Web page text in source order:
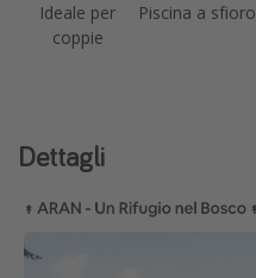
Ideale per
coppie
Piscina a sfioro
Dettagli